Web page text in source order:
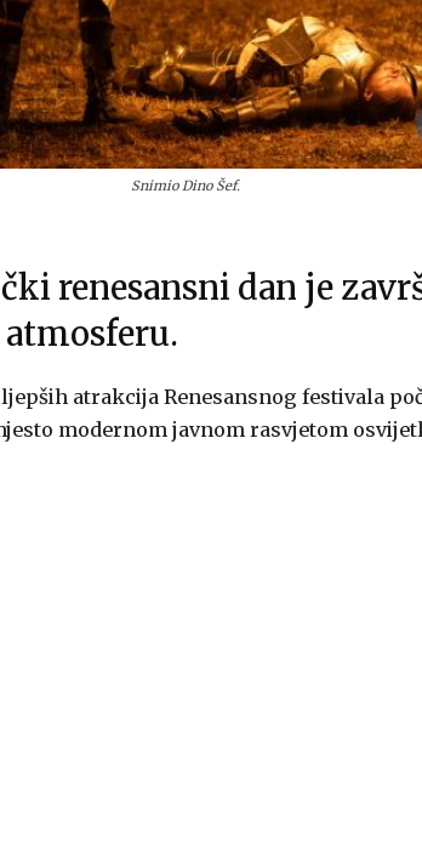
Snimio Dino Šef.
renesansni dan je
atrakcija Renesansnog festivala
modernom javnom rasvjetom